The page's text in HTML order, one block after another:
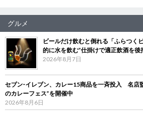
グルメ
ビールだけ飲むと倒れる「ふらつく
的に水を飲む”仕掛けで適正飲酒を後
2026年8月7日
セブン‐イレブン、カレー15商品を一斉投入 名店
のカレーフェス”を開催中
2026年8月6日